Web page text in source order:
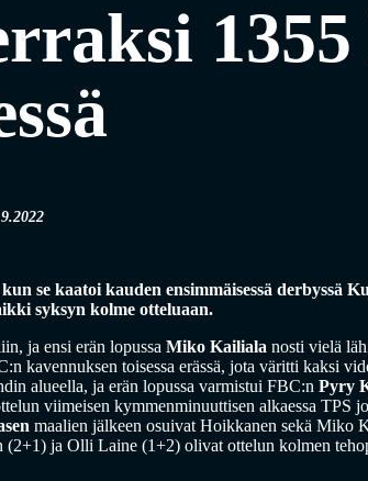
se kaatoi kauden ensimmäisessä derbyssä
syksyn kolme otteluaan.
ja ensi erän lopussa Miko Kailiala nosti vielä
kavennuksen toisessa erässä, jota väritti kaksi
alueella, ja erän lopussa varmistui FBC:n Pyry
viimeisen kymmenminuuttisen alkaessa TPS
maalien jälkeen osuivat Hoikkanen sekä Miko
ja Olli Laine (1+2) olivat ottelun kolmen